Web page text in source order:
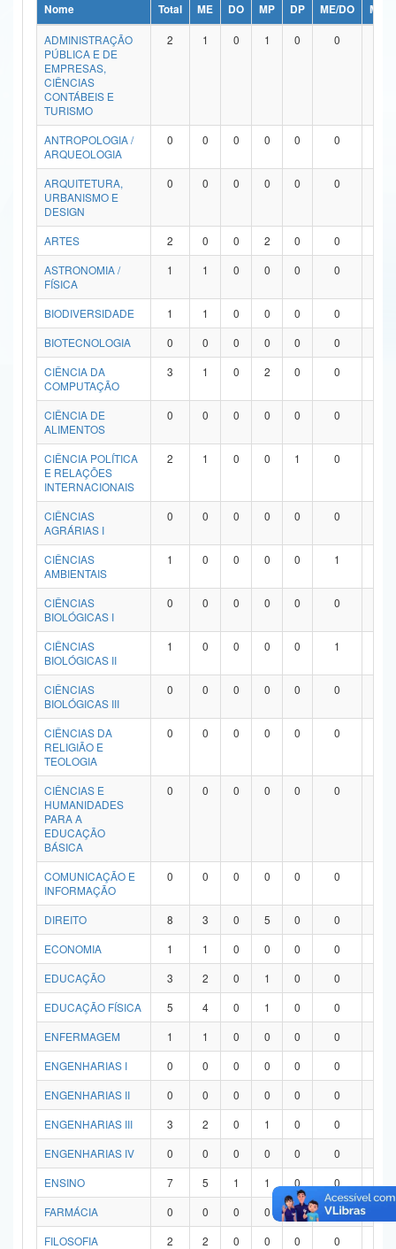
Ministério da Ciência, Tecnologia, Inovações e Comunicações
Ministério do Meio Ambiente
Ministério do Turismo
Ministério do Desenvolvimento Regional
Controladoria-Geral da União
Ministério da Mulher, da Família e dos Direitos Humanos
Secretaria de Governo
Advocacia-Geral da União
Banco Central do Brasil
Nome Total ME DO MP DP ME/DO
MP/
ADMINISTRAÇÃO
PÚBLICA E DE
EMPRESAS,
CIÊNCIAS
CONTÁBEIS E
TURISMO
2 1 0 1 0 0
ANTROPOLOGIA /
ARQUEOLOGIA
0 0 0 0 0 0
ARQUITETURA,
URBANISMO E
DESIGN
0 0 0 0 0 0
ARTES 2 0 0 2 0 0
ASTRONOMIA /
FÍSICA
1 1 0 0 0 0
BIODIVERSIDADE 1 1 0 0 0 0
BIOTECNOLOGIA
0 0 0 0 0 0
CIÊNCIA DA
COMPUTAÇÃO
3 1 0 2 0 0
CIÊNCIA DE
ALIMENTOS
0 0 0 0 0 0
CIÊNCIA POLÍTICA
E RELAÇÕES
INTERNACIONAIS
2 1 0 0 1 0
CIÊNCIAS
AGRÁRIAS I
0 0 0 0 0 0
CIÊNCIAS
AMBIENTAIS
1 0 0 0 0 1
CIÊNCIAS
BIOLÓGICAS I
0 0 0 0 0 0
CIÊNCIAS
BIOLÓGICAS II
1 0 0 0 0 1
CIÊNCIAS
BIOLÓGICAS III
0 0 0 0 0 0
CIÊNCIAS DA
RELIGIÃO E
TEOLOGIA
0 0 0 0 0 0
CIÊNCIAS E
HUMANIDADES
PARA A
EDUCAÇÃO
BÁSICA
0 0 0 0 0 0
COMUNICAÇÃO E
INFORMAÇÃO
0 0 0 0 0 0
DIREITO 8 3 0 5 0 0
ECONOMIA
1 1 0 0 0 0
EDUCAÇÃO
3 2 0 1 0 0
EDUCAÇÃO FÍSICA
5 4 0 1 0 0
ENFERMAGEM
1 1 0 0 0 0
ENGENHARIAS I
0 0 0 0 0 0
ENGENHARIAS II
0 0 0 0 0 0
ENGENHARIAS III
3 2 0 1 0 0
ENGENHARIAS IV
0 0 0 0 0 0
ENSINO
7 5 1 1 0 0
FARMÁCIA
0 0 0 0 0 0
FILOSOFIA
2 2 0 0 0 0